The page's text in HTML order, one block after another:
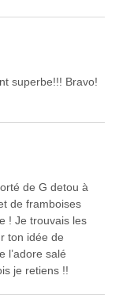
superbe!!! Bravo!
de G detou à
de framboises
! Je trouvais les
ton idée de
l’adore salé
je retiens !!